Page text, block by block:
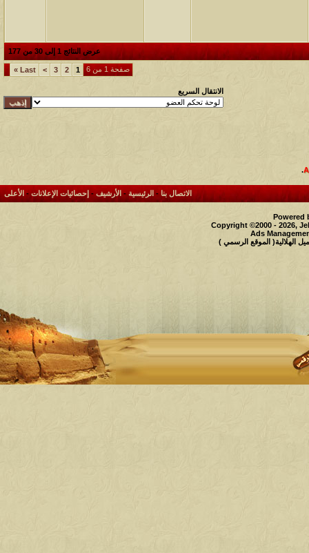
عرض النتائج 1 إلى 30 من 177
صفحة 1 من 6 1
2
3
>
Last
»
الانتقال السريع
.
الاتصال بنا- الرئيسية-الأرشيف- إحصائيات الإعلانات- الأعلى
Powered
Copyright ©2000 - 2026,
Ads
الهلالية( الموقع الرسمي )